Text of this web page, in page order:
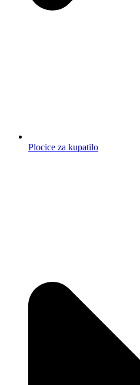
Plocice za kupatilo